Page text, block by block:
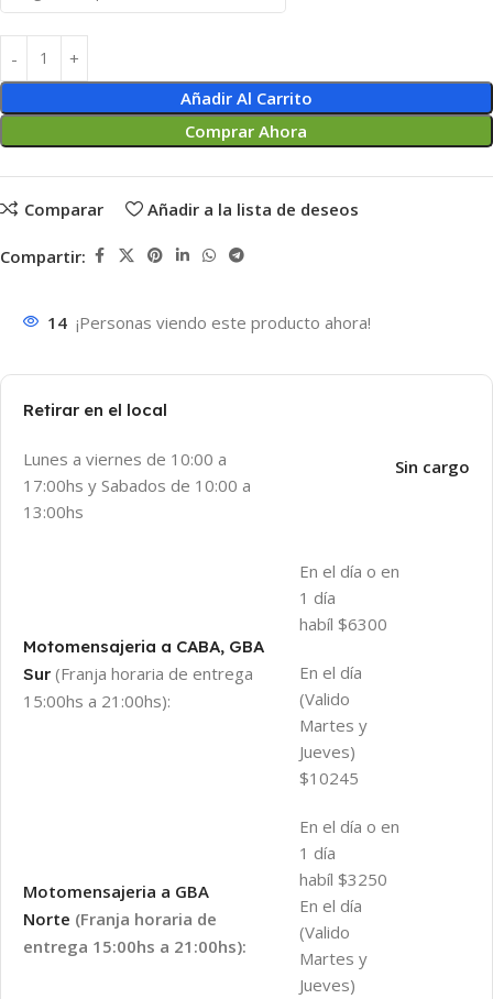
Añadir Al Carrito
Comprar Ahora
Comparar Añadir a la lista de deseos
Compartir:
14 ¡Personas viendo este producto ahora!
Retirar en el local
Lunes a viernes de 10:00 a
17:00hs y Sabados de 10:00 a
13:00hs
Sin cargo
Motomensajeria a CABA, GBA
Sur (Franja horaria de entrega
15:00hs a 21:00hs):
En el día o en
1 día
habíl $6300
En el día
(Valido
Martes y
Jueves)
$10245
Motomensajeria a GBA
Norte (Franja horaria de
entrega 15:00hs a 21:00hs):
En el día o en
1 día
habíl $3250
En el día
(Valido
Martes y
Jueves)